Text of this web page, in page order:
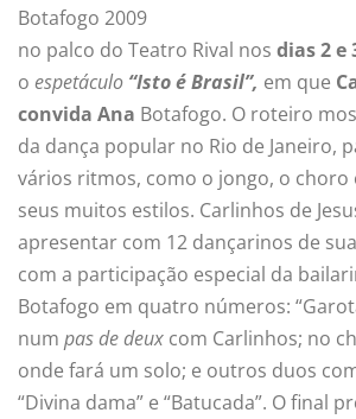
Botafogo 2009
no palco do Teatro Rival nos dias 2 e
o espetáculo “Isto é Brasil”, em que
convida Ana Botafogo. O roteiro
da dança popular no Rio de Janeiro,
vários ritmos, como o jongo, o choro
seus muitos estilos. Carlinhos de
apresentar com 12 dançarinos de
com a participação especial da
Botafogo em quatro números:
num pas de deux com Carlinhos; no
onde fará um solo; e outros duos
“Divina dama” e “Batucada”. O final